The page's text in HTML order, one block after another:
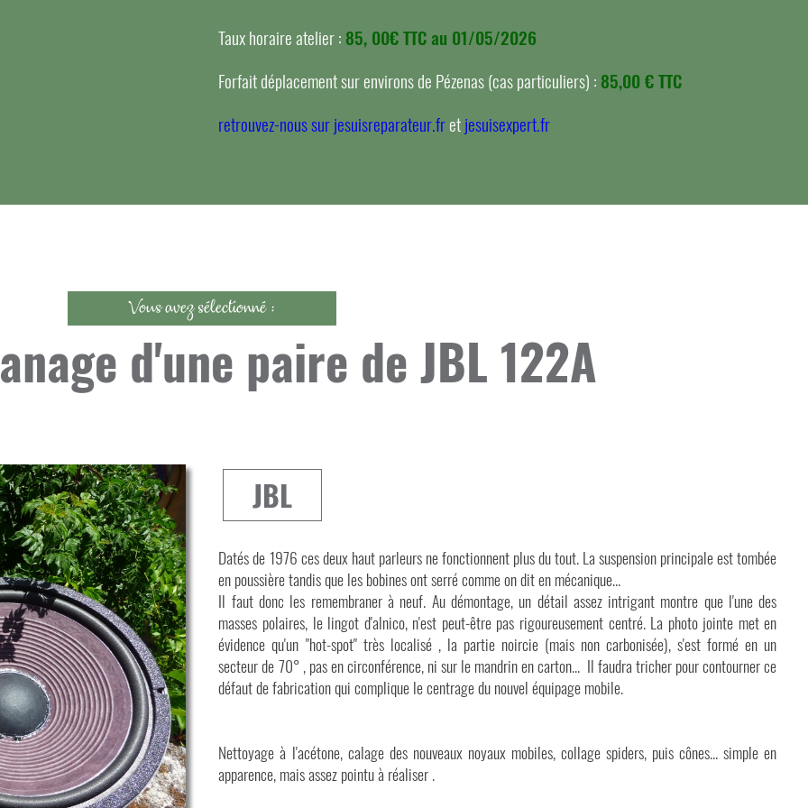
Taux horaire atelier : 85, 00€ TTC au 01/05/2026
Forfait déplacement sur environs de Pézenas (cas particuliers) : 85,00 € TTC
retrouvez-nous sur jesuisreparateur.fretjesuisexpert.fr
Vous avez sélectionné :
d'une paire de JBL 122A
JBL
Datés de 1976 ces deux haut parleurs ne fonctionnent plus du tout. La suspension principale est tombée
en poussière tandis que les bobines ont serré comme on dit en mécanique...
Il faut donc les remembraner à neuf. Au démontage, un détail assez intrigant montre que l'une des
masses polaires, le lingot d'alnico, n'est peut-être pas rigoureusement centré. La photo jointe met en
évidence qu'un "hot-spot" très localisé , la partie noircie (mais non carbonisée), s'est formé en un
secteur de 70° , pas en circonférence, ni sur le mandrin en carton... Il faudra tricher pour contourner ce
défaut de fabrication qui complique le centrage du nouvel équipage mobile.
Nettoyage à l'acétone, calage des nouveaux noyaux mobiles, collage spiders, puis cônes... simple en
apparence, mais assez pointu à réaliser .